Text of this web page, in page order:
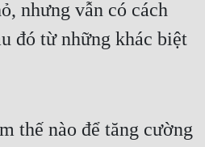
nhưng vẫn có cách
đó từ những khác biệt
thế nào để tăng cường